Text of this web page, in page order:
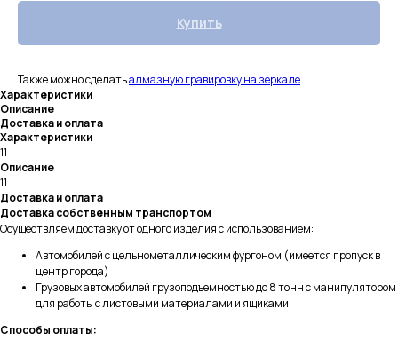
Купить
Также можно сделатьалмазную гравировку на зеркале.
Характеристики
Описание
Доставка и оплата
Характеристики
11
Описание
11
Доставка и оплата
Доставка собственным транспортом
Осуществляем доставку от одного изделия с использованием:
Автомобилей с цельнометаллическим фургоном (имеется пропуск в
центр города)
Грузовых автомобилей грузоподъемностью до 8 тонн с манипулятором
для работы с листовыми материалами и ящиками
Способы оплаты: